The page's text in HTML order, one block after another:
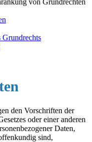
von Grundrechten
Grundrechts
den Vorschriften der
oder einer anderen
Daten,
sind,